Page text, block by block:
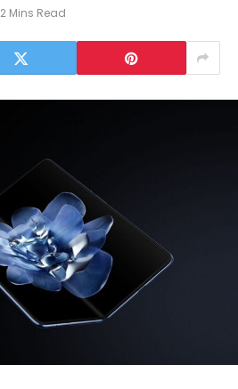
2 Mins Read